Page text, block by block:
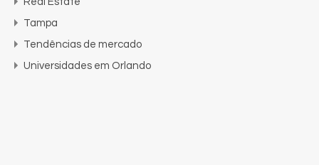
Tampa
Tendências de mercado
Universidades em Orlando